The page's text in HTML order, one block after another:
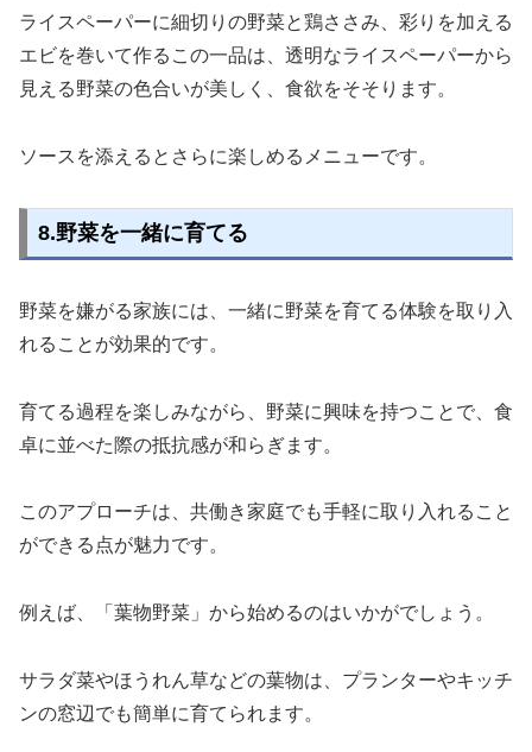
ライスペーパーに細切りの野菜と鶏ささみ、彩りを加える
エビを巻いて作るこの一品は、透明なライスペーパーから
見える野菜の色合いが美しく、食欲をそそります。
ソースを添えるとさらに楽しめるメニューです。
8.野菜を一緒に育てる
野菜を嫌がる家族には、一緒に野菜を育てる体験を取り入
れることが効果的です。
育てる過程を楽しみながら、野菜に興味を持つことで、食
卓に並べた際の抵抗感が和らぎます。
このアプローチは、共働き家庭でも手軽に取り入れること
ができる点が魅力です。
例えば、「葉物野菜」から始めるのはいかがでしょう。
サラダ菜やほうれん草などの葉物は、プランターやキッチ
ンの窓辺でも簡単に育てられます。